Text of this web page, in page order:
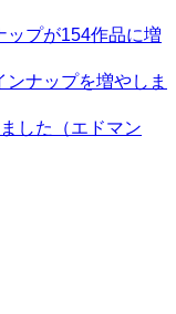
ップが154作品に増
ナップを増やしま
した（エドマン